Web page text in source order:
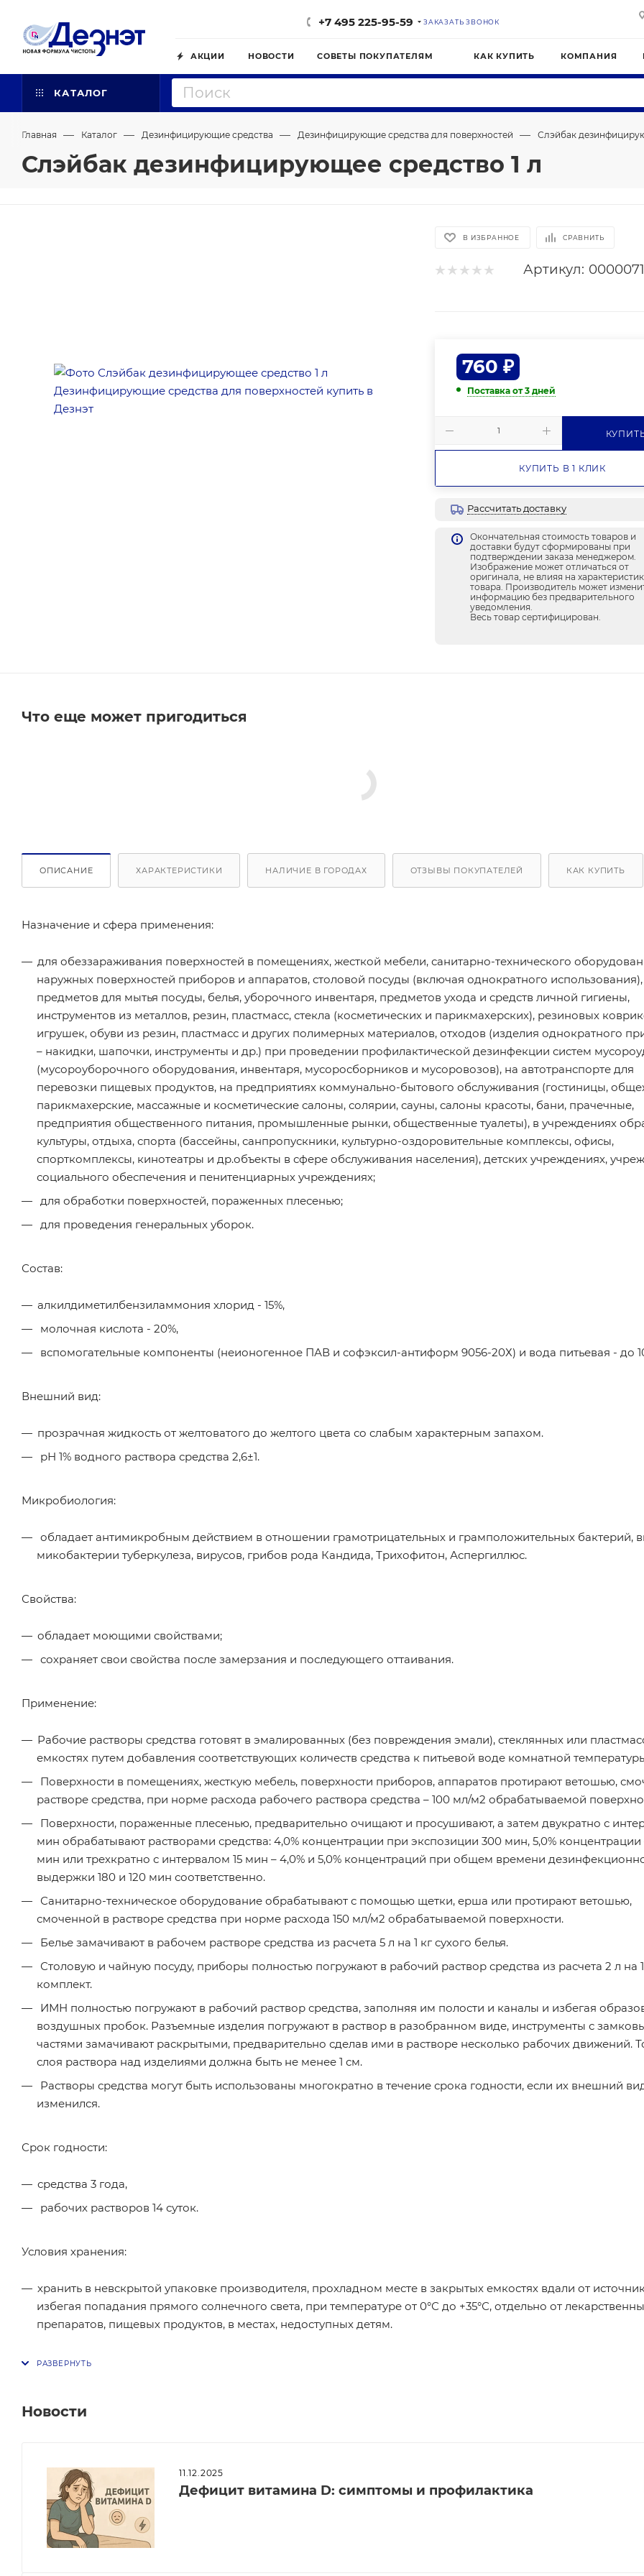
+7 495 225-95-59 ЗАКАЗАТЬ ЗВОНОК
АКЦИИ НОВОСТИ СОВЕТЫ ПОКУПАТЕЛЯМ КАК КУПИТЬ КОМПАНИЯ
КАТАЛОГ
Главная — Каталог — Дезинфицирующие средства — Дезинфицирующие средства для поверхностей — Слэйбак
Слэйбак дезинфицирующее средство 1 л
В ИЗБРАННОЕ СРАВНИТЬ
Артикул:
760 ₽
Поставка от 3 дней
КУПИТЬ В 1 КЛИК
Рассчитать доставку
Окончательная стоимость товаров и
доставки будут сформированы при
подтверждении заказа менеджером.
Изображение может отличаться от
оригинала, не влияя на
товара. Производитель может
информацию без предварительного
уведомления.
Весь товар сертифицирован.
Что еще может пригодиться
ОПИСАНИЕ ХАРАКТЕРИСТИКИ НАЛИЧИЕ В ГОРОДАХ ОТЗЫВЫ ПОКУПАТЕЛЕЙ КАК КУПИТЬ
Назначение и сфера применения:
для обеззараживания поверхностей в помещениях, жесткой мебели, санитарно-технического
наружных поверхностей приборов и аппаратов, столовой посуды (включая однократного использования),
предметов для мытья посуды, белья, уборочного инвентаря, предметов ухода и средств личной гигиены,
инструментов из металлов, резин, пластмасс, стекла (косметических и парикмахерских), резиновых
игрушек, обуви из резин, пластмасс и других полимерных материалов, отходов (изделия однократного
– накидки, шапочки, инструменты и др.) при проведении профилактической дезинфекции систем
(мусороуборочного оборудования, инвентаря, мусоросборников и мусоровозов), на автотранспорте для
перевозки пищевых продуктов, на предприятиях коммунально-бытового обслуживания (гостиницы,
парикмахерские, массажные и косметические салоны, солярии, сауны, салоны красоты, бани, прачечные,
предприятия общественного питания, промышленные рынки, общественные туалеты), в учреждениях
культуры, отдыха, спорта (бассейны, санпропускники, культурно-оздоровительные комплексы, офисы,
спорткомплексы, кинотеатры и др.объекты в сфере обслуживания населения), детских учреждениях,
социального обеспечения и пенитенциарных учреждениях;
для обработки поверхностей, пораженных плесенью;
для проведения генеральных уборок.
Состав:
алкилдиметилбензиламмония хлорид - 15%,
молочная кислота - 20%,
вспомогательные компоненты (неионогенное ПАВ и софэксил-антиформ 9056-20Х) и вода питьевая - до
Внешний вид:
прозрачная жидкость от желтоватого до желтого цвета со слабым характерным запахом.
рН 1% водного раствора средства 2,6±1.
Микробиология:
обладает антимикробным действием в отношении грамотрицательных и грамположительных бактерий,
микобактерии туберкулеза, вирусов, грибов рода Кандида, Трихофитон, Аспергиллюс.
Свойства:
обладает моющими свойствами;
сохраняет свои свойства после замерзания и последующего оттаивания.
Применение:
Рабочие растворы средства готовят в эмалированных (без повреждения эмали), стеклянных или
емкостях путем добавления соответствующих количеств средства к питьевой воде комнатной
Поверхности в помещениях, жесткую мебель, поверхности приборов, аппаратов протирают ветошью,
растворе средства, при норме расхода рабочего раствора средства – 100 мл/м2 обрабатываемой
Поверхности, пораженные плесенью, предварительно очищают и просушивают, а затем двукратно с
мин обрабатывают растворами средства: 4,0% концентрации при экспозиции 300 мин, 5,0% концентрации
мин или трехкратно с интервалом 15 мин – 4,0% и 5,0% концентраций при общем времени
выдержки 180 и 120 мин соответственно.
Санитарно-техническое оборудование обрабатывают с помощью щетки, ерша или протирают ветошью,
смоченной в растворе средства при норме расхода 150 мл/м2 обрабатываемой поверхности.
Белье замачивают в рабочем растворе средства из расчета 5 л на 1 кг сухого белья.
Столовую и чайную посуду, приборы полностью погружают в рабочий раствор средства из расчета 2 л на 1
комплект.
ИМН полностью погружают в рабочий раствор средства, заполняя им полости и каналы и избегая
воздушных пробок. Разъемные изделия погружают в раствор в разобранном виде, инструменты с
частями замачивают раскрытыми, предварительно сделав ими в растворе несколько рабочих движений.
слоя раствора над изделиями должна быть не менее 1 см.
Растворы средства могут быть использованы многократно в течение срока годности, если их внешний
изменился.
Срок годности:
средства 3 года,
рабочих растворов 14 суток.
Условия хранения:
хранить в невскрытой упаковке производителя, прохладном месте в закрытых емкостях вдали от
избегая попадания прямого солнечного света, при температуре от 0°С до +35°С, отдельно от
препаратов, пищевых продуктов, в местах, недоступных детям.
Новости
11.12.2025
Дефицит витамина D: симптомы и профилактика